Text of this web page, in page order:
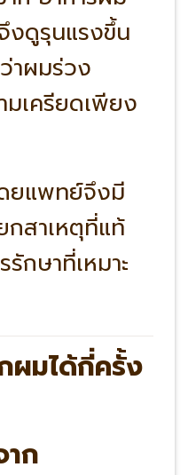
งดูรุนแรงขึ้น
าผมร่วง
เครียดเพียง
ยแพทย์จึงมี
สาเหตุที่แท้
กษาที่เหมาะ
ก